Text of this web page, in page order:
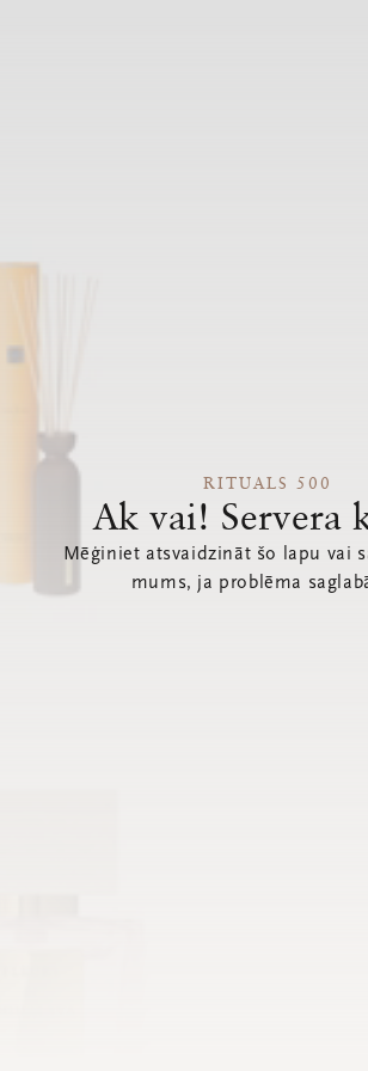
RITUALS 500
Ak vai! Servera
Mēģiniet atsvaidzināt šo lapu vai
mums, ja problēma